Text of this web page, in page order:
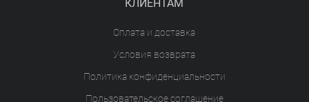
КЛИЕНТАМ
Оплата и доставка
Условия возврата
Политика конфиденциальности
Пользовательское соглашение